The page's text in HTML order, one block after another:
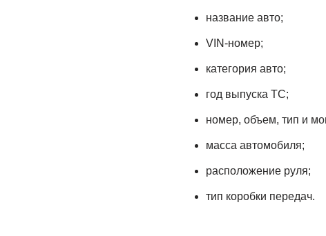
название авто;
VIN-номер;
категория авто;
год выпуска ТС;
номер, объем, тип и
масса автомобиля;
расположение руля;
тип коробки передач.